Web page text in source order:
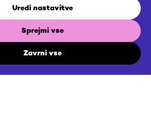
Uredi nastavitve
Sprejmi vse
Zavrni vse